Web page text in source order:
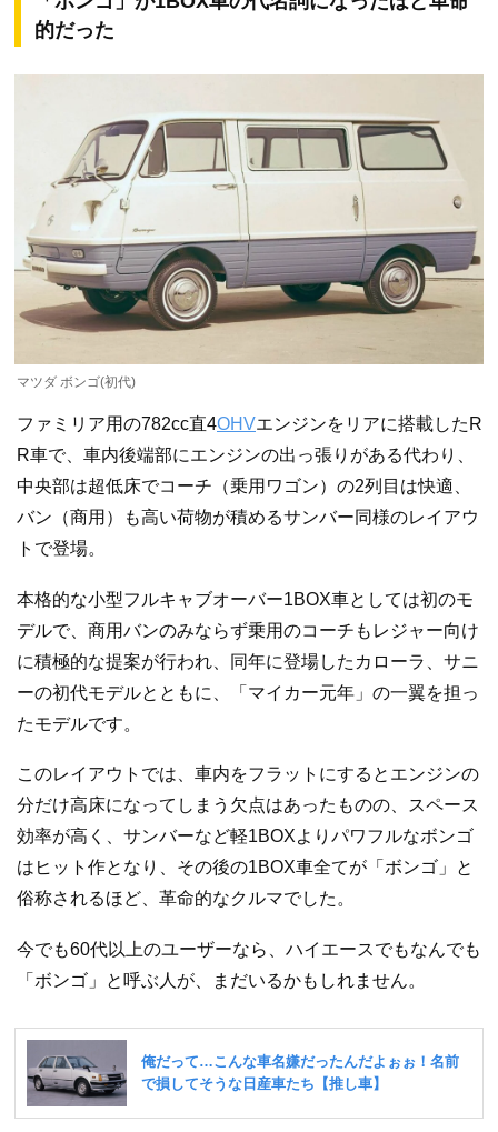
的だった
マツダ ボンゴ(初代)
ファミリア用の782cc直4OHVエンジンをリアに搭載したR
R車で、車内後端部にエンジンの出っ張りがある代わり、
中央部は超低床でコーチ（乗用ワゴン）の2列目は快適、
バン（商用）も高い荷物が積めるサンバー同様のレイアウ
トで登場。
本格的な小型フルキャブオーバー1BOX車としては初のモ
デルで、商用バンのみならず乗用のコーチもレジャー向け
に積極的な提案が行われ、同年に登場したカローラ、サニ
ーの初代モデルとともに、「マイカー元年」の一翼を担っ
たモデルです。
このレイアウトでは、車内をフラットにするとエンジンの
分だけ高床になってしまう欠点はあったものの、スペース
効率が高く、サンバーなど軽1BOXよりパワフルなボンゴ
はヒット作となり、その後の1BOX車全てが「ボンゴ」と
俗称されるほど、革命的なクルマでした。
今でも60代以上のユーザーなら、ハイエースでもなんでも
「ボンゴ」と呼ぶ人が、まだいるかもしれません。